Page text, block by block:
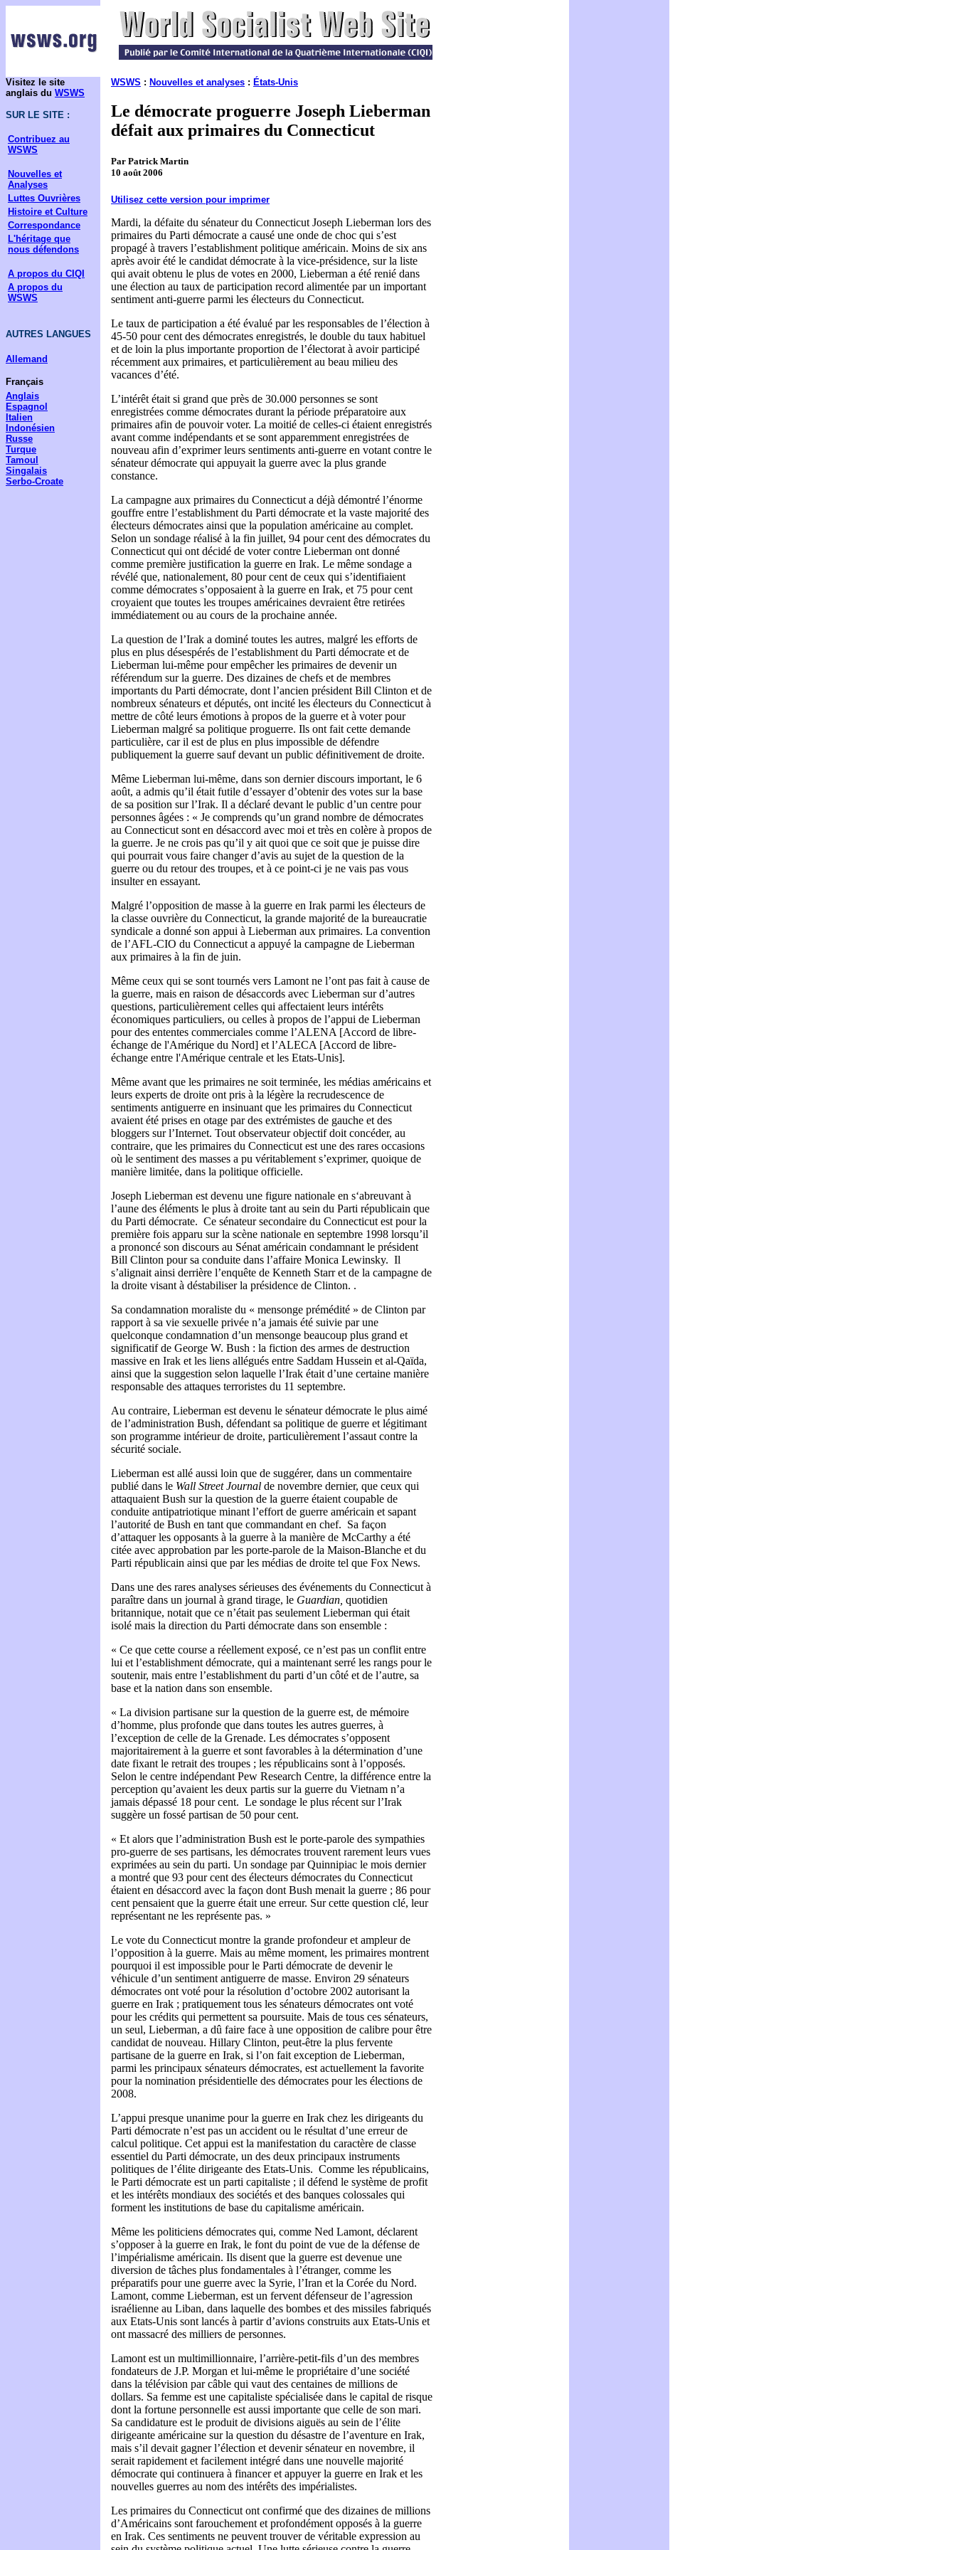
Visitez le site
anglais du WSWS
SUR LE SITE :
Contribuez au
WSWS
Nouvelles et
Analyses
Luttes Ouvrières
Histoire et Culture
Correspondance
L'héritage que
nous défendons
A propos du CIQI
A propos du
WSWS
AUTRES LANGUES
Allemand
Français
Anglais
Espagnol
Italien
Indonésien
Russe
Turque
Tamoul
Singalais
Serbo-Croate
WSWS : Nouvelles et analyses : États-Unis
Le démocrate proguerre Joseph Lieberman
défait aux primaires du Connecticut
Par Patrick Martin
10 août 2006
Utilisez cette version pour imprimer
Mardi, la défaite du sénateur du Connecticut Joseph Lieberman lors des
primaires du Parti démocrate a causé une onde de choc qui s’est
propagé à travers l’establishment politique américain. Moins de six ans
après avoir été le candidat démocrate à la vice-présidence, sur la liste
qui avait obtenu le plus de votes en 2000, Lieberman a été renié dans
une élection au taux de participation record alimentée par un important
sentiment anti-guerre parmi les électeurs du Connecticut.
Le taux de participation a été évalué par les responsables de l’élection à
45-50 pour cent des démocrates enregistrés, le double du taux habituel
et de loin la plus importante proportion de l’électorat à avoir participé
récemment aux primaires, et particulièrement au beau milieu des
vacances d’été.
L’intérêt était si grand que près de 30.000 personnes se sont
enregistrées comme démocrates durant la période préparatoire aux
primaires afin de pouvoir voter. La moitié de celles-ci étaient enregistrés
avant comme indépendants et se sont apparemment enregistrées de
nouveau afin d’exprimer leurs sentiments anti-guerre en votant contre le
sénateur démocrate qui appuyait la guerre avec la plus grande
constance.
La campagne aux primaires du Connecticut a déjà démontré l’énorme
gouffre entre l’establishment du Parti démocrate et la vaste majorité des
électeurs démocrates ainsi que la population américaine au complet.
Selon un sondage réalisé à la fin juillet, 94 pour cent des démocrates du
Connecticut qui ont décidé de voter contre Lieberman ont donné
comme première justification la guerre en Irak. Le même sondage a
révélé que, nationalement, 80 pour cent de ceux qui s’identifiaient
comme démocrates s’opposaient à la guerre en Irak, et 75 pour cent
croyaient que toutes les troupes américaines devraient être retirées
immédiatement ou au cours de la prochaine année.
La question de l’Irak a dominé toutes les autres, malgré les efforts de
plus en plus désespérés de l’establishment du Parti démocrate et de
Lieberman lui-même pour empêcher les primaires de devenir un
référendum sur la guerre. Des dizaines de chefs et de membres
importants du Parti démocrate, dont l’ancien président Bill Clinton et de
nombreux sénateurs et députés, ont incité les électeurs du Connecticut à
mettre de côté leurs émotions à propos de la guerre et à voter pour
Lieberman malgré sa politique proguerre. Ils ont fait cette demande
particulière, car il est de plus en plus impossible de défendre
publiquement la guerre sauf devant un public définitivement de droite.
Même Lieberman lui-même, dans son dernier discours important, le 6
août, a admis qu’il était futile d’essayer d’obtenir des votes sur la base
de sa position sur l’Irak. Il a déclaré devant le public d’un centre pour
personnes âgées : « Je comprends qu’un grand nombre de démocrates
au Connecticut sont en désaccord avec moi et très en colère à propos de
la guerre. Je ne crois pas qu’il y ait quoi que ce soit que je puisse dire
qui pourrait vous faire changer d’avis au sujet de la question de la
guerre ou du retour des troupes, et à ce point-ci je ne vais pas vous
insulter en essayant.
Malgré l’opposition de masse à la guerre en Irak parmi les électeurs de
la classe ouvrière du Connecticut, la grande majorité de la bureaucratie
syndicale a donné son appui à Lieberman aux primaires. La convention
de l’AFL-CIO du Connecticut a appuyé la campagne de Lieberman
aux primaires à la fin de juin.
Même ceux qui se sont tournés vers Lamont ne l’ont pas fait à cause de
la guerre, mais en raison de désaccords avec Lieberman sur d’autres
questions, particulièrement celles qui affectaient leurs intérêts
économiques particuliers, ou celles à propos de l’appui de Lieberman
pour des ententes commerciales comme l’ALENA [Accord de libre-
échange de l'Amérique du Nord] et l’ALECA [Accord de libre-
échange entre l'Amérique centrale et les Etats-Unis].
Même avant que les primaires ne soit terminée, les médias américains et
leurs experts de droite ont pris à la légère la recrudescence de
sentiments antiguerre en insinuant que les primaires du Connecticut
avaient été prises en otage par des extrémistes de gauche et des
bloggers sur l’Internet. Tout observateur objectif doit concéder, au
contraire, que les primaires du Connecticut est une des rares occasions
où le sentiment des masses a pu véritablement s’exprimer, quoique de
manière limitée, dans la politique officielle.
Joseph Lieberman est devenu une figure nationale en s‘abreuvant à
l’aune des éléments le plus à droite tant au sein du Parti républicain que
du Parti démocrate. Ce sénateur secondaire du Connecticut est pour la
première fois apparu sur la scène nationale en septembre 1998 lorsqu’il
a prononcé son discours au Sénat américain condamnant le président
Bill Clinton pour sa conduite dans l’affaire Monica Lewinsky. Il
s’alignait ainsi derrière l’enquête de Kenneth Starr et de la campagne de
la droite visant à déstabiliser la présidence de Clinton. .
Sa condamnation moraliste du « mensonge prémédité » de Clinton par
rapport à sa vie sexuelle privée n’a jamais été suivie par une
quelconque condamnation d’un mensonge beaucoup plus grand et
significatif de George W. Bush : la fiction des armes de destruction
massive en Irak et les liens allégués entre Saddam Hussein et al-Qaïda,
ainsi que la suggestion selon laquelle l’Irak était d’une certaine manière
responsable des attaques terroristes du 11 septembre.
Au contraire, Lieberman est devenu le sénateur démocrate le plus aimé
de l’administration Bush, défendant sa politique de guerre et légitimant
son programme intérieur de droite, particulièrement l’assaut contre la
sécurité sociale.
Lieberman est allé aussi loin que de suggérer, dans un commentaire
publié dans le Wall Street Journal de novembre dernier, que ceux qui
attaquaient Bush sur la question de la guerre étaient coupable de
conduite antipatriotique minant l’effort de guerre américain et sapant
l’autorité de Bush en tant que commandant en chef. Sa façon
d’attaquer les opposants à la guerre à la manière de McCarthy a été
citée avec approbation par les porte-parole de la Maison-Blanche et du
Parti républicain ainsi que par les médias de droite tel que Fox News.
Dans une des rares analyses sérieuses des événements du Connecticut à
paraître dans un journal à grand tirage, le Guardian, quotidien
britannique, notait que ce n’était pas seulement Lieberman qui était
isolé mais la direction du Parti démocrate dans son ensemble :
« Ce que cette course a réellement exposé, ce n’est pas un conflit entre
lui et l’establishment démocrate, qui a maintenant serré les rangs pour le
soutenir, mais entre l’establishment du parti d’un côté et de l’autre, sa
base et la nation dans son ensemble.
« La division partisane sur la question de la guerre est, de mémoire
d’homme, plus profonde que dans toutes les autres guerres, à
l’exception de celle de la Grenade. Les démocrates s’opposent
majoritairement à la guerre et sont favorables à la détermination d’une
date fixant le retrait des troupes ; les républicains sont à l’opposés.
Selon le centre indépendant Pew Research Centre, la différence entre la
perception qu’avaient les deux partis sur la guerre du Vietnam n’a
jamais dépassé 18 pour cent. Le sondage le plus récent sur l’Irak
suggère un fossé partisan de 50 pour cent.
« Et alors que l’administration Bush est le porte-parole des sympathies
pro-guerre de ses partisans, les démocrates trouvent rarement leurs vues
exprimées au sein du parti. Un sondage par Quinnipiac le mois dernier
a montré que 93 pour cent des électeurs démocrates du Connecticut
étaient en désaccord avec la façon dont Bush menait la guerre ; 86 pour
cent pensaient que la guerre était une erreur. Sur cette question clé, leur
représentant ne les représente pas. »
Le vote du Connecticut montre la grande profondeur et ampleur de
l’opposition à la guerre. Mais au même moment, les primaires montrent
pourquoi il est impossible pour le Parti démocrate de devenir le
véhicule d’un sentiment antiguerre de masse. Environ 29 sénateurs
démocrates ont voté pour la résolution d’octobre 2002 autorisant la
guerre en Irak ; pratiquement tous les sénateurs démocrates ont voté
pour les crédits qui permettent sa poursuite. Mais de tous ces sénateurs,
un seul, Lieberman, a dû faire face à une opposition de calibre pour être
candidat de nouveau. Hillary Clinton, peut-être la plus fervente
partisane de la guerre en Irak, si l’on fait exception de Lieberman,
parmi les principaux sénateurs démocrates, est actuellement la favorite
pour la nomination présidentielle des démocrates pour les élections de
2008.
L’appui presque unanime pour la guerre en Irak chez les dirigeants du
Parti démocrate n’est pas un accident ou le résultat d’une erreur de
calcul politique. Cet appui est la manifestation du caractère de classe
essentiel du Parti démocrate, un des deux principaux instruments
politiques de l’élite dirigeante des Etats-Unis. Comme les républicains,
le Parti démocrate est un parti capitaliste ; il défend le système de profit
et les intérêts mondiaux des sociétés et des banques colossales qui
forment les institutions de base du capitalisme américain.
Même les politiciens démocrates qui, comme Ned Lamont, déclarent
s’opposer à la guerre en Irak, le font du point de vue de la défense de
l’impérialisme américain. Ils disent que la guerre est devenue une
diversion de tâches plus fondamentales à l’étranger, comme les
préparatifs pour une guerre avec la Syrie, l’Iran et la Corée du Nord.
Lamont, comme Lieberman, est un fervent défenseur de l’agression
israélienne au Liban, dans laquelle des bombes et des missiles fabriqués
aux Etats-Unis sont lancés à partir d’avions construits aux Etats-Unis et
ont massacré des milliers de personnes.
Lamont est un multimillionnaire, l’arrière-petit-fils d’un des membres
fondateurs de J.P. Morgan et lui-même le propriétaire d’une société
dans la télévision par câble qui vaut des centaines de millions de
dollars. Sa femme est une capitaliste spécialisée dans le capital de risque
dont la fortune personnelle est aussi importante que celle de son mari.
Sa candidature est le produit de divisions aiguës au sein de l’élite
dirigeante américaine sur la question du désastre de l’aventure en Irak,
mais s’il devait gagner l’élection et devenir sénateur en novembre, il
serait rapidement et facilement intégré dans une nouvelle majorité
démocrate qui continuera à financer et appuyer la guerre en Irak et les
nouvelles guerres au nom des intérêts des impérialistes.
Les primaires du Connecticut ont confirmé que des dizaines de millions
d’Américains sont farouchement et profondément opposés à la guerre
en Irak. Ces sentiments ne peuvent trouver de véritable expression au